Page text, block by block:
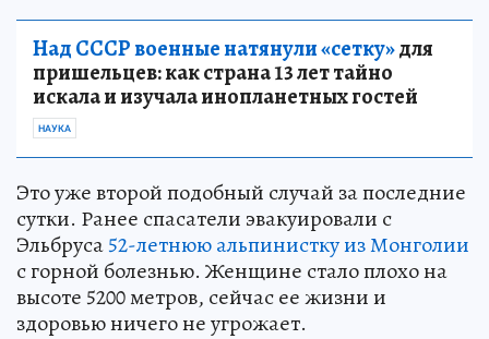
Над СССР военные натянули «сетку»для
пришельцев: как страна 13 лет тайно
искала и изучала инопланетных гостей
НАУКА
Это уже второй подобный случай за последние
сутки. Ранее спасатели эвакуировали с
Эльбруса52-летнюю альпинистку из Монголии
с горной болезнью. Женщине стало плохо на
высоте 5200 метров, сейчас ее жизни и
здоровью ничего не угрожает.